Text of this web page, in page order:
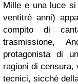
Mille e una luce si
ventitrè anni)
compito di
trasmissione,
protagonista di
ragioni di censura,
tecnici, sicchè